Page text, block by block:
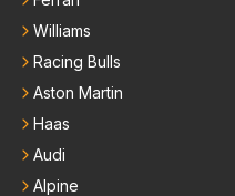
Williams
Racing Bulls
Aston Martin
Haas
Audi
Alpine